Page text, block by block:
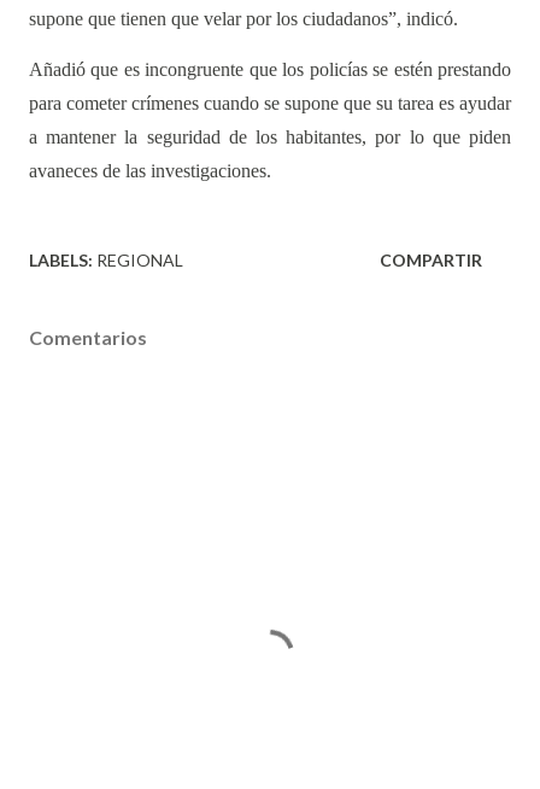
supone que tienen que velar por los ciudadanos”, indicó.
Añadió que es incongruente que los policías se estén prestando
para cometer crímenes cuando se supone que su tarea es ayudar
a mantener la seguridad de los habitantes, por lo que piden
avaneces de las investigaciones.
LABELS: REGIONAL COMPARTIR
Comentarios